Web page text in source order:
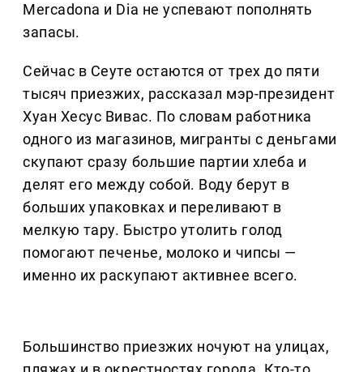
Mercadona и Dia не успевают пополнять
запасы.
Сейчас в Сеуте остаются от трех до пяти
тысяч приезжих, рассказал мэр-президент
Хуан Хесус Вивас. По словам работника
одного из магазинов, мигранты с деньгами
скупают сразу большие партии хлеба и
делят его между собой. Воду берут в
больших упаковках и переливают в
мелкую тару. Быстро утолить голод
помогают печенье, молоко и чипсы —
именно их раскупают активнее всего.
Большинство приезжих ночуют на улицах,